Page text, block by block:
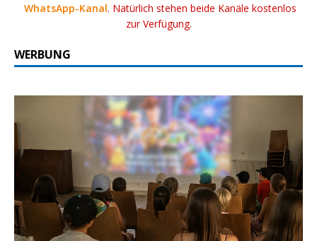
WhatsApp-Kanal. Natürlich stehen beide Kanäle kostenlos
zur Verfügung.
WERBUNG